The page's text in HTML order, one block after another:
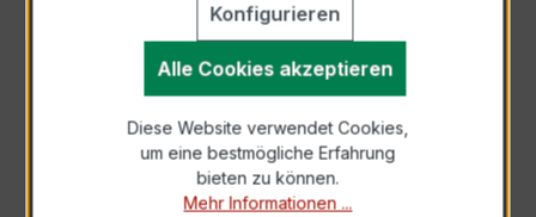
BESCHREIBUNG
Der Wickelstromwandler WSK 40 2,5/1A 2,5VA
Kl.0,5 ist ein kompakter, hochpräziser
Niederspannungs-Messwandler der
Mehr
Konfigurieren
Alle Cookies akzeptieren
Diese Website verwendet Cookies,
um eine bestmögliche Erfahrung
bieten zu können.
Mehr Informationen ...